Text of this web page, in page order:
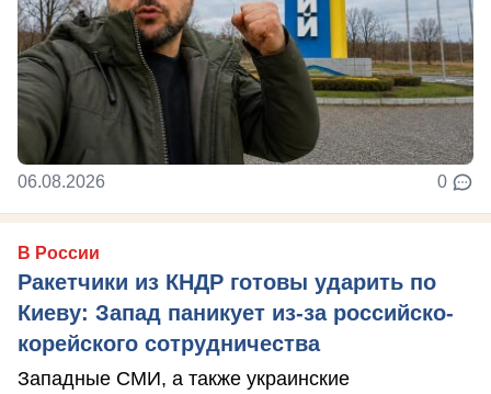
06.08.2026 0
В России
Ракетчики из КНДР готовы ударить по
Киеву: Запад паникует из-за российско-
корейского сотрудничества
Западные СМИ, а также украинские